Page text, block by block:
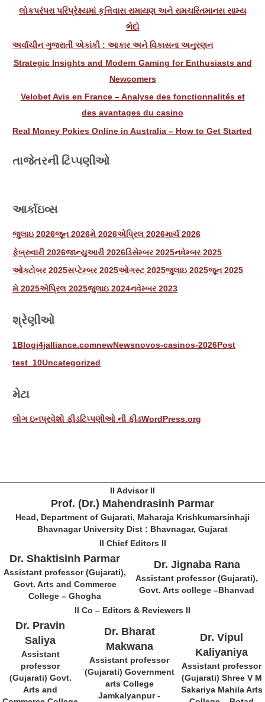
લોકપરંપરા પરિપ્રેક્ષ્યમાં કૃત્તિવાસ રામાયણ અને રામચરિતમાનસ સામ્ય
ભેદો
અર્વાચીન ગુજરાતી એકાંકી : આકાર અને વિકાસના અનુરણન
Strategic Insights and Modern Gaming for Enthusiasts and
Newcomers
Velobet Avis en France – Analyse des fonctionnalités et
des avantages du casino
Real Money Pokies Online in Australia – How to Get Started
તાજેતરની ટિપ્પણીઓ
આર્કાઇવ્સ
જુલાઇ 2026જૂન 2026મે 2026એપ્રિલ 2026માર્ચ 2026
ફેબ્રુવારી 2026જાન્યુઆરી 2026ડિસેમ્બર 2025નવેમ્બર 2025
ઓક્ટોબર 2025સપ્ટેમ્બર 2025ઓગસ્ટ 2025જુલાઇ 2025જૂન 2025
મે 2025એપ્રિલ 2025જુલાઇ 2024નવેમ્બર 2023
શ્રેણીઓ
1Blogj4jalliance.comnewNewsnovos-casinos-2026Post
test_10Uncategorized
મેટા
લોગ ઇનપ્રવેશો ફીડટિપ્પણીઓ ની ફીડWordPress.org
II Advisor II
Prof. (Dr.) Mahendrasinh Parmar
Head, Department of Gujarati, Maharaja Krishkumarsinhaji
Bhavnagar University Dist : Bhavnagar, Gujarat
II Chief Editors II
Dr. Shaktisinh Parmar
Assistant professor (Gujarati),
Govt. Arts and Commerce
College – Ghogha
Dr. Jignaba Rana
Assistant professor (Gujarati),
Govt. Arts college –Bhanvad
II Co – Editors & Reviewers II
Dr. Pravin
Saliya
Assistant
professor
(Gujarati) Govt.
Arts and
Dr. Bharat
Makwana
Assistant professor
(Gujarati) Government
arts College
Jamkalyanpur -
Dr. Vipul
Kaliyaniya
Assistant professor
(Gujarati) Shree V M
Sakariya Mahila Arts